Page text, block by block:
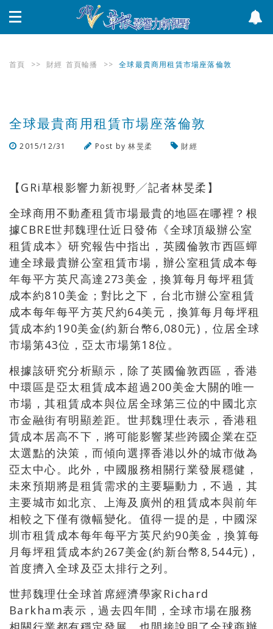
首頁 >> 財經 首頁輪播 >> 全球最貴商用租賃市場座落倫敦
全球最貴商用租賃市場座落倫敦
2015/12/31 Post by林旻柔
財經
【GRi草根影響力新視野╱記者林旻柔】
全球商用不動產租賃市場最貴的地區在哪裡？根
據CBRE世邦魏理仕近日發佈《全球頂級辦公室
租賃成本》研究報告中指出，英國倫敦市西區蟬
連全球最貴辦公室租賃市場，辦公室租賃成本每
年每平方英尺高達273美金，換算每月每坪租賃
成本約810美金；對比之下，台北市辦公室租賃
成本每年每平方英尺約64美元，換算每月每坪租
賃成本約190美金(約新台幣6,080元)，位居全球
市場第43位，亞太市場第18位。
根據該研究分析顯示，除了英國倫敦西區，香港
中環區是亞太租賃成本超過200美金大關的唯一
市場，其租賃成本與位居全球第三位的中國北京
市金融街有明顯差距。世邦魏理仕表示，香港租
賃成本居高不下，將可能影響某些跨國企業在亞
太選點的決策，而傾向選擇香港以外的城市做為
亞太中心。此外，中國服務相關行業發展穩健，
未來預期將是租賃需求的主要驅動力，不過，其
主要城市如北京、上海及廣州的租賃成本與前年
相較之下僅有微幅變化。值得一提的是，中國深
圳市租賃成本每年每平方英尺約90美金，換算每
月每坪租賃成本約267美金(約新台幣8,544元)，
首度擠入全球及亞太排行之列。
世邦魏理仕全球首席經濟學家Richard
Barkham表示，過去四年間，全球市場在服務